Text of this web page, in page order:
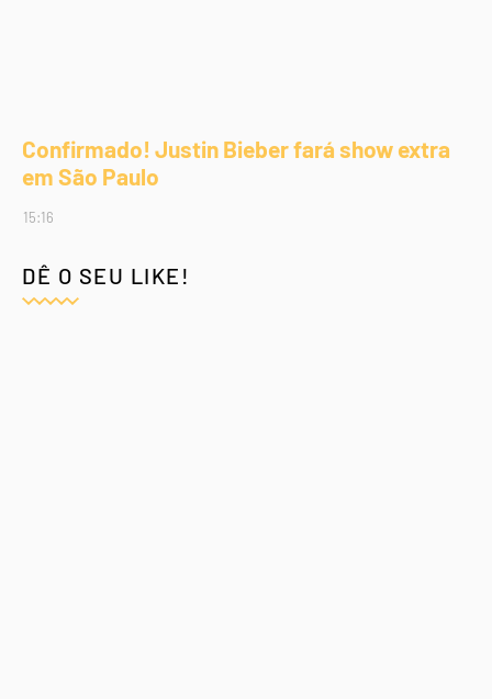
Confirmado! Justin Bieber fará show extra
em São Paulo
15:16
DÊ O SEU LIKE!